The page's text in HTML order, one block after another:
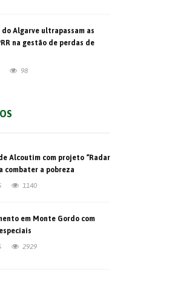
Algarve ultrapassam as
na gestão de perdas de
98
Alcoutim com projeto “Radar
combater a pobreza
1140
em Monte Gordo com
2929